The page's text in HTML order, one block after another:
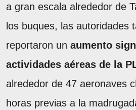
a gran escala alrededor de
los buques, las autoridades
reportaron un aumento
actividades aéreas de la
alrededor de 47 aeronaves
horas previas a la